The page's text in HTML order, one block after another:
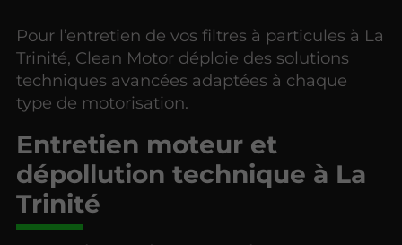
Pour l’entretien de vos filtres à particules à La
Trinité, Clean Motor déploie des solutions
techniques avancées adaptées à chaque
type de motorisation.
Entretien moteur et
dépollution technique à La
Trinité